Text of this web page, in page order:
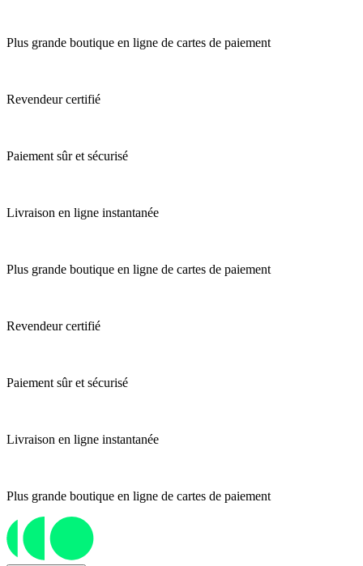
Plus grande boutique en ligne de cartes de paiement
Revendeur certifié
Paiement sûr et sécurisé
Livraison en ligne instantanée
Plus grande boutique en ligne de cartes de paiement
Revendeur certifié
Paiement sûr et sécurisé
Livraison en ligne instantanée
Plus grande boutique en ligne de cartes de paiement